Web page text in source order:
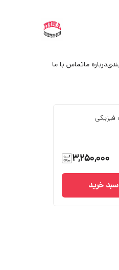
درباره ماتماس با ما
فیزیکی
3,250,000
خرید